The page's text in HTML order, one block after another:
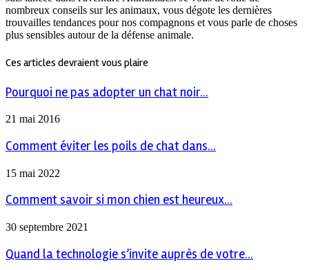
nombreux conseils sur les animaux, vous dégote les dernières
trouvailles tendances pour nos compagnons et vous parle de choses
plus sensibles autour de la défense animale.
Ces articles devraient vous plaire
Pourquoi ne pas adopter un chat noir...
21 mai 2016
Comment éviter les poils de chat dans...
15 mai 2022
Comment savoir si mon chien est heureux...
30 septembre 2021
Quand la technologie s’invite auprès de votre...